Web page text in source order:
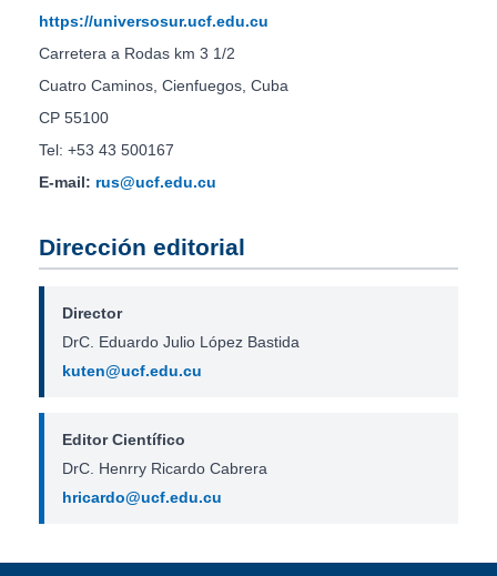
https://universosur.ucf.edu.cu
Carretera a Rodas km 3 1/2
Cuatro Caminos, Cienfuegos, Cuba
CP 55100
Tel: +53 43 500167
E-mail: rus@ucf.edu.cu
Dirección editorial
Director
DrC. Eduardo Julio López Bastida
kuten@ucf.edu.cu
Editor Científico
DrC. Henrry Ricardo Cabrera
hricardo@ucf.edu.cu